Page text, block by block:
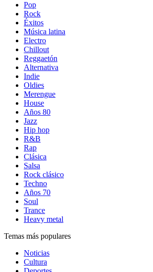
Pop
Rock
Éxitos
Música latina
Electro
Chillout
Reggaetón
Alternativa
Indie
Oldies
Merengue
House
Años 80
Jazz
Hip hop
R&B
Rap
Clásica
Salsa
Rock clásico
Techno
Años 70
Soul
Trance
Heavy metal
Temas más populares
Noticias
Cultura